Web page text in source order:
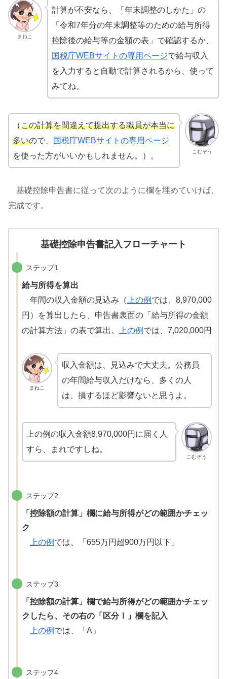
まねこ
計算が不安なら、「年末調整のしかた」の
「令和7年分の年末調整等のための給与所得
控除後の給与等の金額の表」で確認するか、
国税庁WEBサイトの専用ページで給与収入
を入力すると自動で計算されるから、使って
みてね。
こむぞう
（この計算を間違えて提出する職員が本当に
多いので、
国税庁WEBサイトの専用ページ
を使った方がいいかもしれません。）。
基礎控除申告書に従って次のように欄を埋めていけば、
完成です。
基礎控除申告書記入フローチャート
ステップ1
給与所得を算出
年間の収入金額の見込み（ 上の例 では、8,970,000
円）を算出したら、申告書裏面の「給与所得の金額
の計算方法」の表で算出。
上の例 では、7,020,000円
まねこ
収入金額は、見込みで大丈夫。公務員
の年間給与収入だけなら、多くの人
は、損するほど影響ないと思うよ。
こむぞう
上の例の収入金額8,970,000円に届く人
すら、まれですしね。
ステップ2
「控除額の計算」欄に給与所得がどの範囲かチェッ
ク
上の例 では、「655万円超900万円以下」
ステップ3
「控除額の計算」欄で給与所得がどの範囲かチェッ
クしたら、その右の「区分Ⅰ」欄を記入
上の例 では、「A」
ステップ4